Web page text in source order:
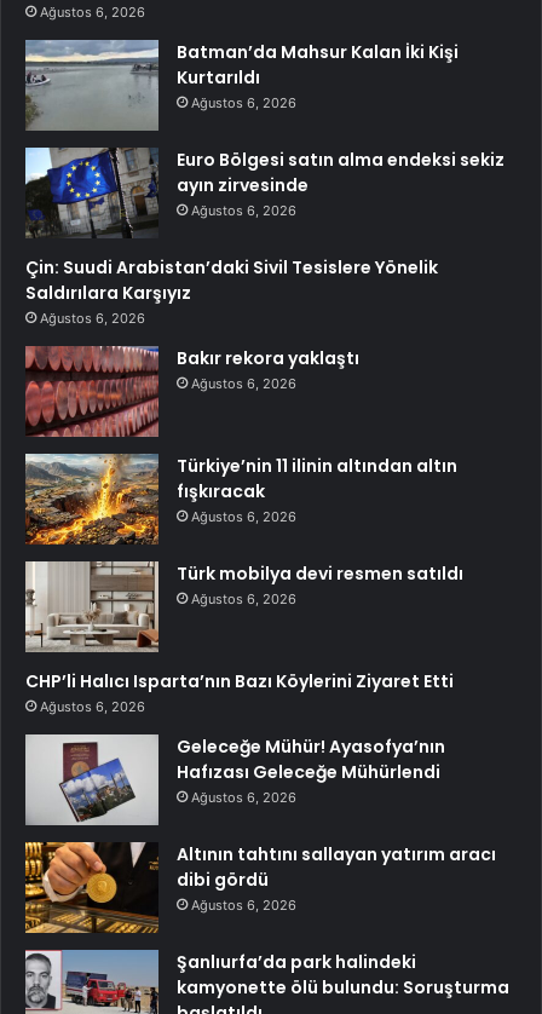
Ağustos 6, 2026
Batman’da Mahsur Kalan İki Kişi
Kurtarıldı
Ağustos 6, 2026
Euro Bölgesi satın alma endeksi sekiz
ayın zirvesinde
Ağustos 6, 2026
Çin: Suudi Arabistan’daki Sivil Tesislere Yönelik
Saldırılara Karşıyız
Ağustos 6, 2026
Bakır rekora yaklaştı
Ağustos 6, 2026
Türkiye’nin 11 ilinin altından altın
fışkıracak
Ağustos 6, 2026
Türk mobilya devi resmen satıldı
Ağustos 6, 2026
CHP’li Halıcı Isparta’nın Bazı Köylerini Ziyaret Etti
Ağustos 6, 2026
Geleceğe Mühür! Ayasofya’nın
Hafızası Geleceğe Mühürlendi
Ağustos 6, 2026
Altının tahtını sallayan yatırım aracı
dibi gördü
Ağustos 6, 2026
Şanlıurfa’da park halindeki
kamyonette ölü bulundu: Soruşturma